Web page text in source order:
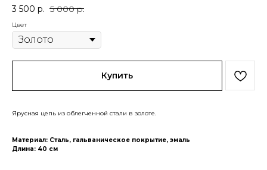
3 500 р. 5 000 р.
Цвет
Купить
Ярусная цепь из облегченной стали в золоте.
Материал: Сталь, гальваническое покрытие, эмаль
Длина: 40 см